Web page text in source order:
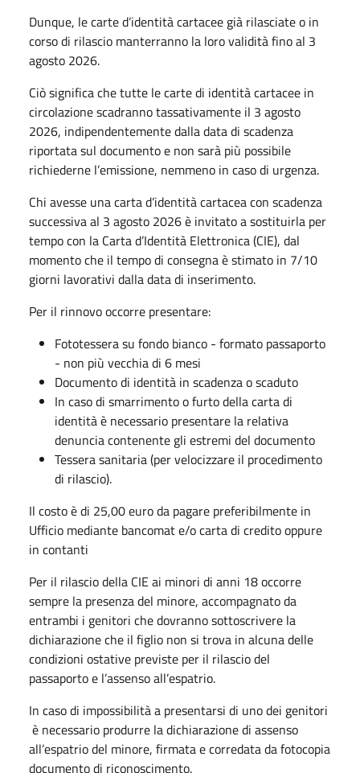
Dunque, le carte d’identità cartacee già rilasciate o in
corso di rilascio manterranno la loro validità fino al 3
agosto 2026.
Ciò significa che tutte le carte di identità cartacee in
circolazione scadranno tassativamente il 3 agosto
2026, indipendentemente dalla data di scadenza
riportata sul documento e non sarà più possibile
richiederne l’emissione, nemmeno in caso di urgenza.
Chi avesse una carta d’identità cartacea con scadenza
successiva al 3 agosto 2026 è invitato a sostituirla per
tempo con la Carta d’Identità Elettronica (CIE), dal
momento che il tempo di consegna è stimato in 7/10
giorni lavorativi dalla data di inserimento.
Per il rinnovo occorre presentare:
Fototessera su fondo bianco - formato passaporto
- non più vecchia di 6 mesi
Documento di identità in scadenza o scaduto
In caso di smarrimento o furto della carta di
identità è necessario presentare la relativa
denuncia contenente gli estremi del documento
Tessera sanitaria (per velocizzare il procedimento
di rilascio).
Il costo è di 25,00 euro da pagare preferibilmente in
Ufficio mediante bancomat e/o carta di credito oppure
in contanti
Per il rilascio della CIE ai minori di anni 18 occorre
sempre la presenza del minore, accompagnato da
entrambi i genitori che dovranno sottoscrivere la
dichiarazione che il figlio non si trova in alcuna delle
condizioni ostative previste per il rilascio del
passaporto e l’assenso all’espatrio.
In caso di impossibilità a presentarsi di uno dei genitori
è necessario produrre la dichiarazione di assenso
all’espatrio del minore, firmata e corredata da fotocopia
documento di riconoscimento.